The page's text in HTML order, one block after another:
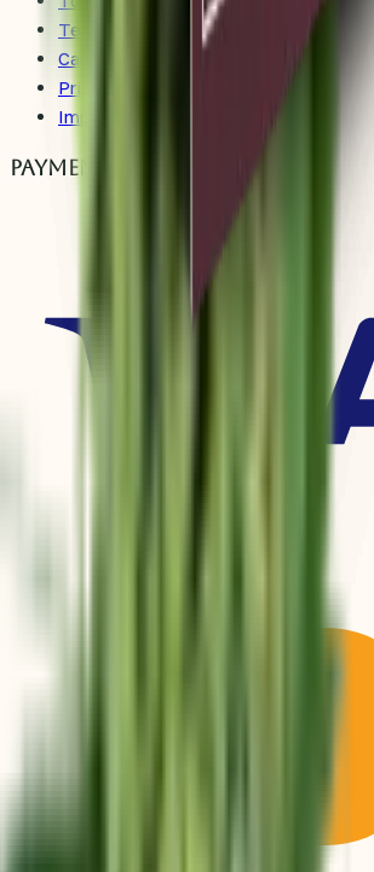
Terms and Conditions
Cancellation Policy
Privacy Policy
Imprint
Payment Methods